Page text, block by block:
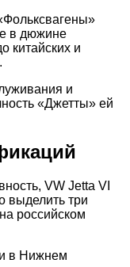
в дюжине
китайских и
и
«Джетты» ей
VW Jetta VI
выделить три
российском
в Нижнем